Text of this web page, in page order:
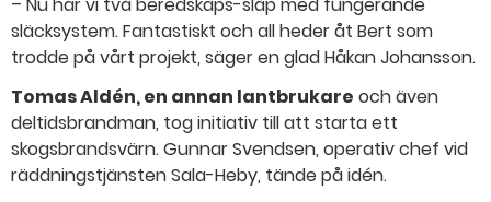
släcksystem. Fantastiskt och all heder åt Bert som
trodde på vårt projekt, säger en glad Håkan Johansson.
Tomas Aldén, en annan lantbrukare och även
deltidsbrandman, tog initiativ till att starta ett
skogsbrandsvärn. Gunnar Svendsen, operativ chef vid
räddningstjänsten Sala-Heby, tände på idén.